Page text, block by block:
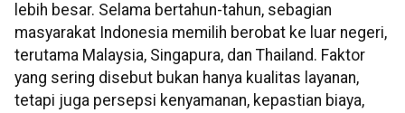
lebih besar. Selama bertahun-tahun, sebagian
masyarakat Indonesia memilih berobat ke luar negeri,
terutama Malaysia, Singapura, dan Thailand. Faktor
yang sering disebut bukan hanya kualitas layanan,
tetapi juga persepsi kenyamanan, kepastian biaya,